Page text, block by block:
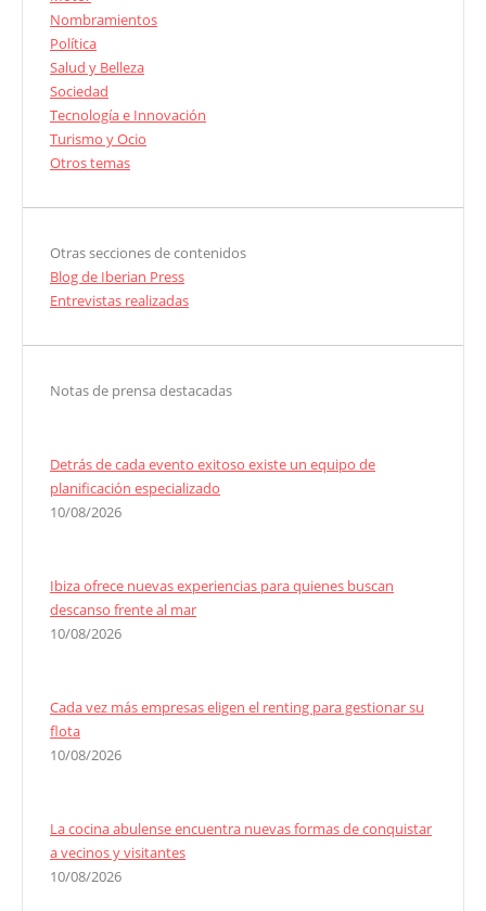
Nombramientos
Política
Salud y Belleza
Sociedad
Tecnología e Innovación
Turismo y Ocio
Otros temas
Otras secciones de contenidos
Blog de Iberian Press
Entrevistas realizadas
Notas de prensa destacadas
Detrás de cada evento exitoso existe un equipo de
planificación especializado
10/08/2026
Ibiza ofrece nuevas experiencias para quienes buscan
descanso frente al mar
10/08/2026
Cada vez más empresas eligen el renting para gestionar su
flota
10/08/2026
La cocina abulense encuentra nuevas formas de conquistar
a vecinos y visitantes
10/08/2026